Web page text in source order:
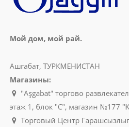
Мой дом, мой рай.
Ашгабат, ТУРКМЕНИСТАН
Магазины:
"Aşgabat" торгово
этаж 1, блок "C", магазин №177
Торговый Центр